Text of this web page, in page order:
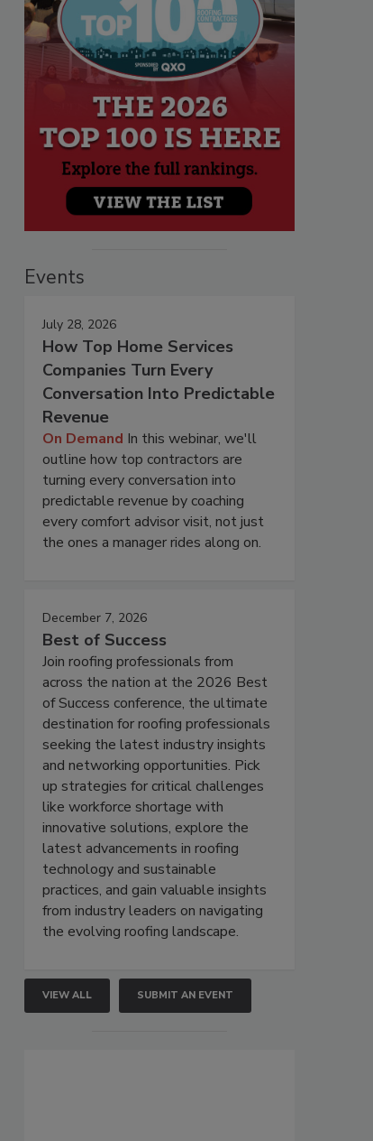
Events
July 28, 2026
How Top Home Services
Companies Turn Every
Conversation Into Predictable
Revenue
On Demand In this webinar, we'll
outline how top contractors are
turning every conversation into
predictable revenue by coaching
every comfort advisor visit, not just
the ones a manager rides along on.
December 7, 2026
Best of Success
Join roofing professionals from
across the nation at the 2026 Best
of Success conference, the ultimate
destination for roofing professionals
seeking the latest industry insights
and networking opportunities. Pick
up strategies for critical challenges
like workforce shortage with
innovative solutions, explore the
latest advancements in roofing
technology and sustainable
practices, and gain valuable insights
from industry leaders on navigating
the evolving roofing landscape.
VIEW ALL SUBMIT AN EVENT